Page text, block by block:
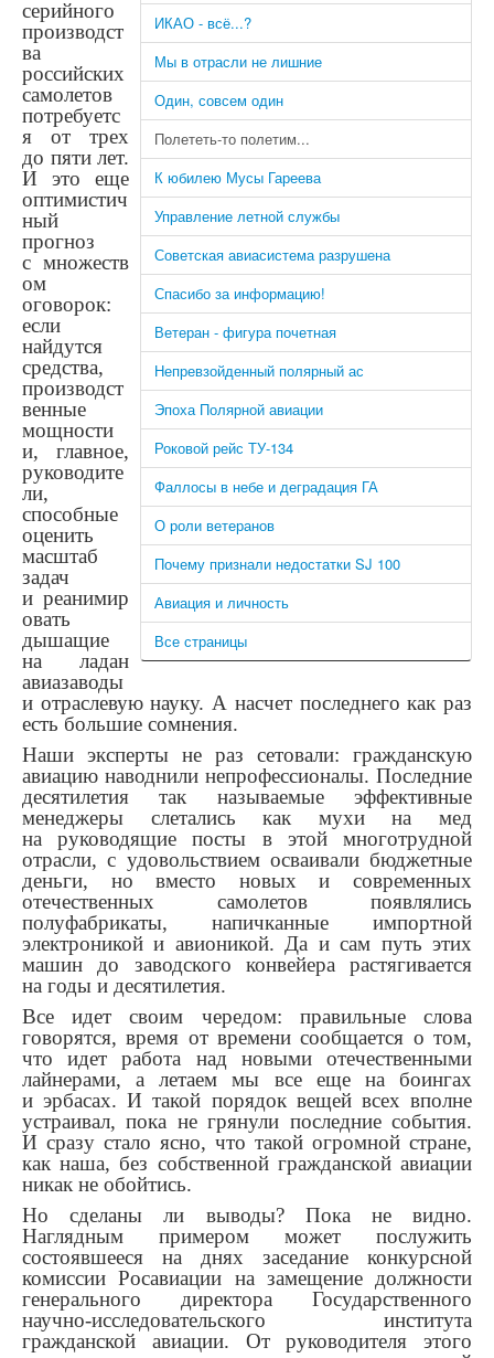
ИКАО - всё...?
Мы в отрасли не лишние
Один, совсем один
Полететь-то полетим...
К юбилею Мусы Гареева
Управление летной службы
Советская авиасистема разрушена
Спасибо за информацию!
Ветеран - фигура почетная
Непревзойденный полярный ас
Эпоха Полярной авиации
Роковой рейс ТУ-134
Фаллосы в небе и деградация ГА
О роли ветеранов
Почему признали недостатки SJ 100
Авиация и личность
Все страницы
серийного
производст
ва
российских
самолетов
потребуетс
я от трех
до пяти лет.
И это еще
оптимистич
ный
прогноз
с множеств
ом
оговорок:
если
найдутся
средства,
производст
венные
мощности
и, главное,
руководите
ли,
способные
оценить
масштаб
задач
и реанимир
овать
дышащие
на ладан
авиазаводы
и отраслевую науку. А насчет последнего как раз
есть большие сомнения.
Наши эксперты не раз сетовали: гражданскую
авиацию наводнили непрофессионалы. Последние
десятилетия так называемые эффективные
менеджеры слетались как мухи на мед
на руководящие посты в этой многотрудной
отрасли, с удовольствием осваивали бюджетные
деньги, но вместо новых и современных
отечественных самолетов появлялись
полуфабрикаты, напичканные импортной
электроникой и авионикой. Да и сам путь этих
машин до заводского конвейера растягивается
на годы и десятилетия.
Все идет своим чередом: правильные слова
говорятся, время от времени сообщается о том,
что идет работа над новыми отечественными
лайнерами, а летаем мы все еще на боингах
и эрбасах. И такой порядок вещей всех вполне
устраивал, пока не грянули последние события.
И сразу стало ясно, что такой огромной стране,
как наша, без собственной гражданской авиации
никак не обойтись.
Но сделаны ли выводы? Пока не видно.
Наглядным примером может послужить
состоявшееся на днях заседание конкурсной
комиссии Росавиации на замещение должности
генерального директора Государственного
научно-исследовательского института
гражданской авиации. От руководителя этого